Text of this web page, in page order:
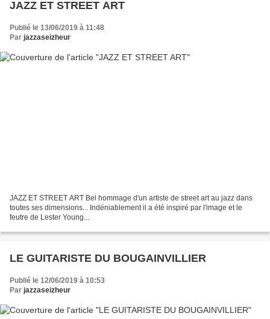
JAZZ ET STREET ART
Publié le 13/06/2019 à 11:48
Par jazzaseizheur
JAZZ ET STREET ART Bel hommage d'un artiste de street art au jazz dans
toutes ses dimensions... Indéniablement il a été inspiré par l'image et le
feutre de Lester Young...
LE GUITARISTE DU BOUGAINVILLIER
Publié le 12/06/2019 à 10:53
Par jazzaseizheur